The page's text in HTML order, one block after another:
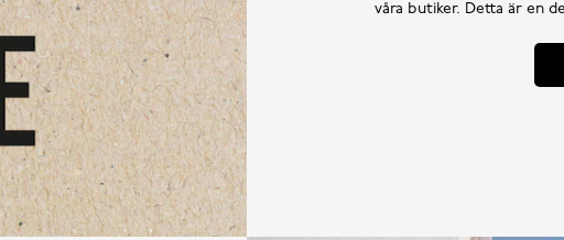
våra butiker. Detta är en